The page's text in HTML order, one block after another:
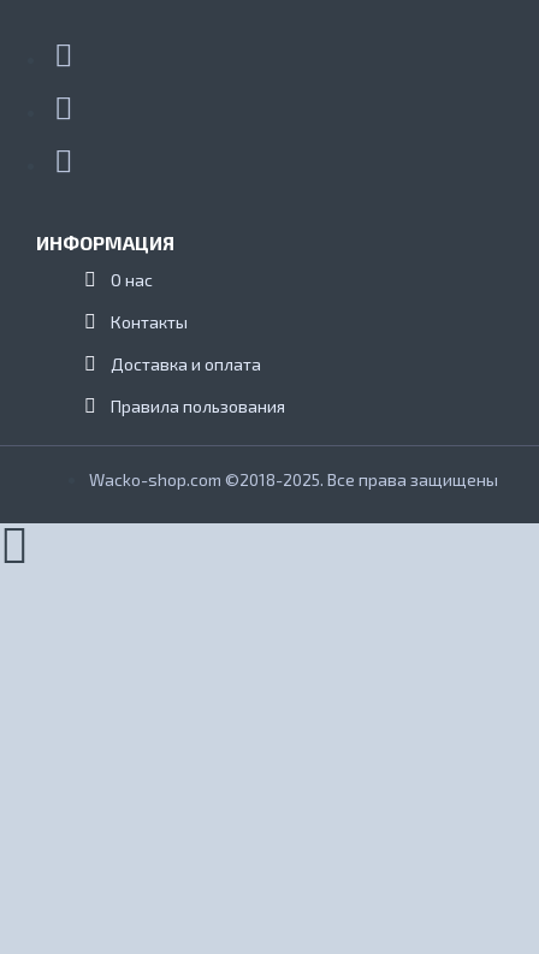
ИНФОРМАЦИЯ
О нас
Контакты
Доставка и оплата
Правила пользования
Wacko-shop.com ©2018-2025. Все права защищены